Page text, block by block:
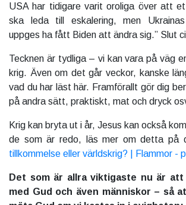
USA har tidigare varit oroliga över att
ska leda till eskalering, men
uppges ha fått Biden att ändra sig.” Slut
Tecknen är tydliga – vi kan vara på väg
krig. Även om det går veckor, kanske
vad du har läst här. Framförallt gör dig
på andra sätt, praktiskt, mat och dryck
Krig kan bryta ut i år, Jesus kan också
de som är redo, läs mer om detta på
tillkommelse eller världskrig? | Flammor -
Det som är allra viktigaste nu är att
med Gud och även människor – så